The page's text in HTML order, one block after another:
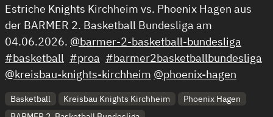
Estriche Knights Kirchheim vs. Phoenix Hagen aus
der BARMER 2. Basketball Bundesliga am
04.06.2026. @barmer-2-basketball-bundesliga
#basketball #proa #barmer2basketballbundesliga
@kreisbau-knights-kirchheim @phoenix-hagen
Basketball Kreisbau Knights Kirchheim
Phoenix Hagen